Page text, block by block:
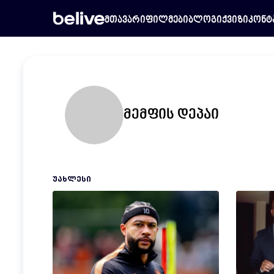
მთავარიფილმებიბლოგიქვიზი
მემფის დეპაი
ᲣᲐᲮᲚᲔᲡᲘ